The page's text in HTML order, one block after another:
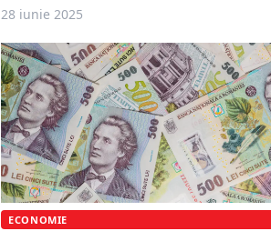
28 iunie 2025
ECONOMIE